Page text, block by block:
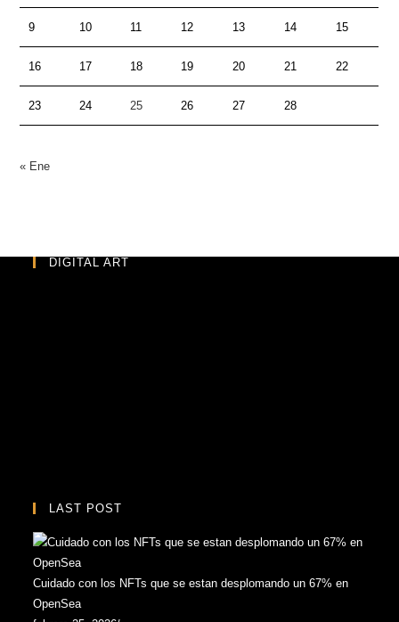
9 10 11 12 13 14 15
16 17 18 19 20 21 22
23 24 25 26 27 28
« Ene
DIGITAL ART
LAST POST
Cuidado con los NFTs que se estan desplomando un 67% en
OpenSea